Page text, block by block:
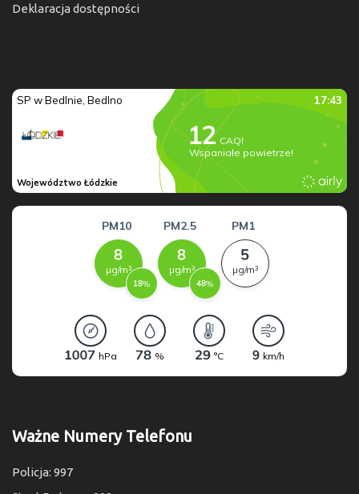
Deklaracja dostępności
Ważne Numery Telefonu
Policja: 997